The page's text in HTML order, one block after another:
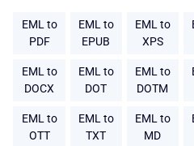
EML to
PDF
EML to
EPUB
EML to
XPS
EML to
DOCX
EML to
DOT
EML to
DOTM
EML to
OTT
EML to
TXT
EML to
MD